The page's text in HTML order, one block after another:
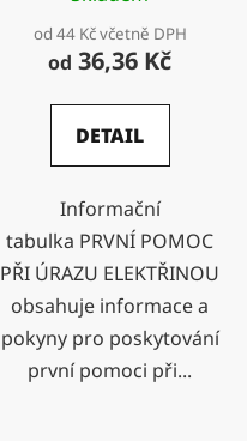
od 44 Kč včetně DPH
od 36,36 Kč
DETAIL
Informační
tabulka PRVNÍ POMOC
PŘI ÚRAZU ELEKTŘINOU
obsahuje informace a
pokyny pro poskytování
první pomoci při...